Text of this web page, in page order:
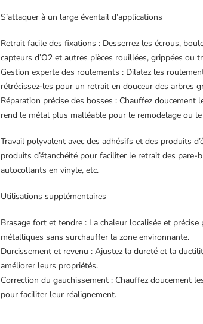
S’attaquer à un large éventail d’applications
Retrait facile des fixations : Desserrez les écrous,
capteurs d’O2 et autres pièces rouillées, grippées ou
Gestion experte des roulements : Dilatez les
rétrécissez-les pour un retrait en douceur des arbres
Réparation précise des bosses : Chauffez doucement
rend le métal plus malléable pour le remodelage ou
Travail polyvalent avec des adhésifs et des produits
produits d’étanchéité pour faciliter le retrait des pare-
autocollants en vinyle, etc.
Utilisations supplémentaires
Brasage fort et tendre : La chaleur localisée et
métalliques sans surchauffer la zone environnante.
Durcissement et revenu : Ajustez la dureté et la
améliorer leurs propriétés.
Correction du gauchissement : Chauffez doucement
pour faciliter leur réalignement.